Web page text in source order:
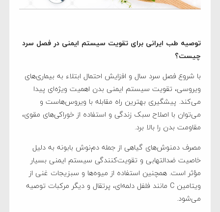
توصیه طب ایرانی برای تقویت سیستم ایمنی در فصل سرد
چیست؟
با شروع فصل سرد سال و افزایش احتمال ابتلاء به بیماری‌های
ویروسی، تقویت سیستم ایمنی بدن اهمیت ویژه‌ای پیدا
می‌کند. پیشگیری بهترین راه مقابله با ویروس‌هاست و
می‌توان با اصلاح سبک زندگی و استفاده از خوراکی‌های مقوی،
مقاومت بدن را بالا برد.
مصرف دمنوش‌های گیاهی از جمله دم‌نوش بابونه به دلیل
خاصیت ضدالتهابی و تقویت‌کنندگی سیستم ایمنی بسیار
مؤثر است. همچنین استفاده از میوه‌ها و سبزیجات غنی از
ویتامین C مانند فلفل دلمه‌ای، پرتقال و دیگر مرکبات توصیه
می‌شود.